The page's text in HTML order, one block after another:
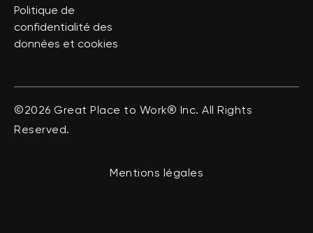
Politique de
confidentialité des
données et cookies
©2026 Great Place to Work® Inc. All Rights
Reserved.
Mentions légales